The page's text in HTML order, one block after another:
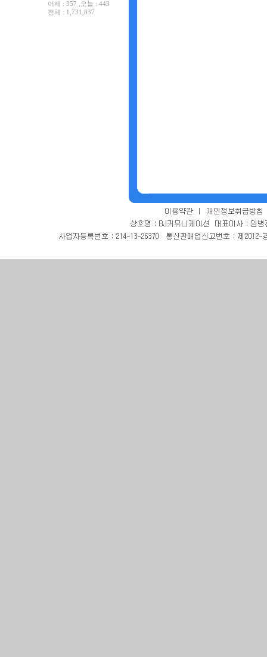
어제 : 357 ,오늘 : 443
전체 : 1,731,837